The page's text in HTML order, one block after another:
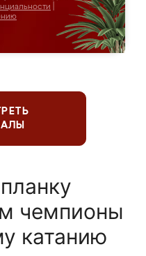
чемпионы
катанию